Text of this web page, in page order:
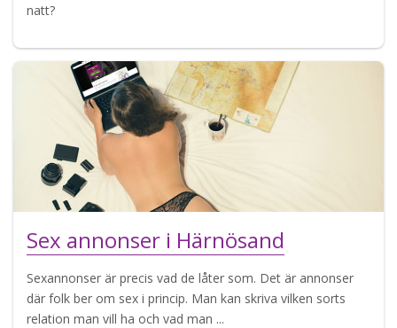
natt?
Sex annonser i Härnösand
Sexannonser är precis vad de låter som. Det är annonser
där folk ber om sex i princip. Man kan skriva vilken sorts
relation man vill ha och vad man ...